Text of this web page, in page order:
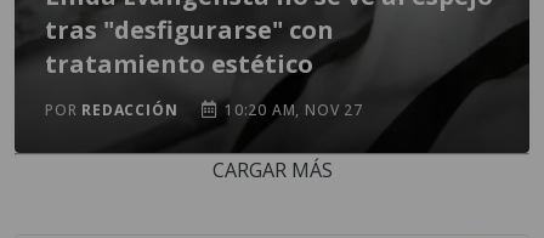
tras "desfigurarse" con
tratamiento estético
POR REDACCIÓN 10:20 AM, NOV 27
CARGAR MÁS